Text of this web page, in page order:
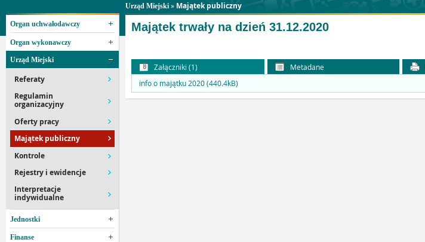
Urząd Miejski » Majątek publiczny
Organ uchwałodawczy
Organ wykonawczy
Urząd Miejski
Referaty
Regulamin
organizacyjny
Oferty pracy
Majątek publiczny
Kontrole
Rejestry i ewidencje
Interpretacje
indywidualne
Jednostki
Finanse
Majątek trwały na dzień 31.12.2020
Załączniki (1) Metadane
info o majątku 2020 (440.4kB)